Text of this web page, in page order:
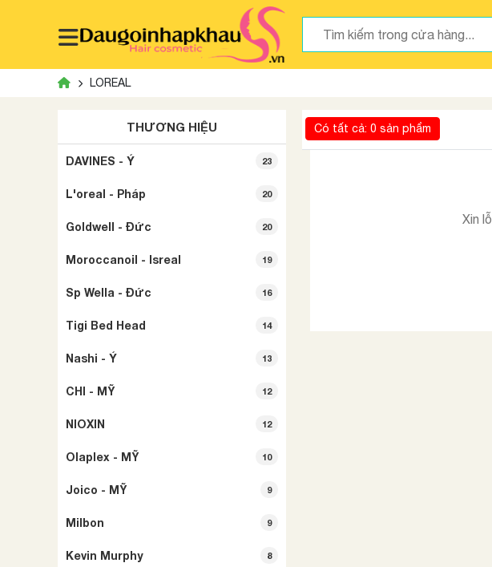
LOREAL
THƯƠNG HIỆU
DAVINES - Ý 23
L'oreal - Pháp 20
Goldwell - Đức 20
Moroccanoil - Isreal 19
Sp Wella - Đức 16
Tigi Bed Head 14
Nashi - Ý 13
CHI - MỸ 12
NIOXIN 12
Olaplex - MỸ 10
Joico - MỸ 9
Milbon 9
Kevin Murphy 8
Có tất cả: 0 sản phẩm
Xin